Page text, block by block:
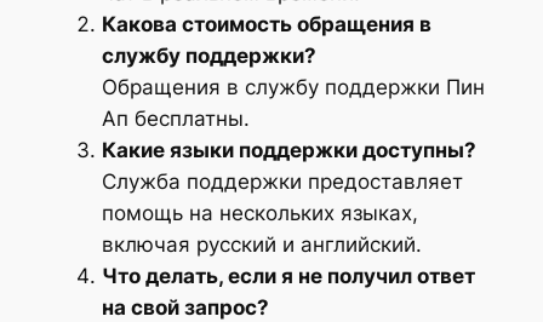
Какова стоимость обращения в
службу поддержки?
Обращения в службу поддержки Пин
Ап бесплатны.
Какие языки поддержки доступны?
Служба поддержки предоставляет
помощь на нескольких языках,
включая русский и английский.
Что делать, если я не получил ответ
на свой запрос?